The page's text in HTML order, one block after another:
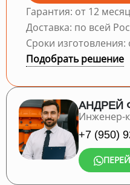
Гарантия: от 12
Доставка: по всей
Сроки
Подобрать решение
АНДРЕЙ
Инженер-
+7 (950)